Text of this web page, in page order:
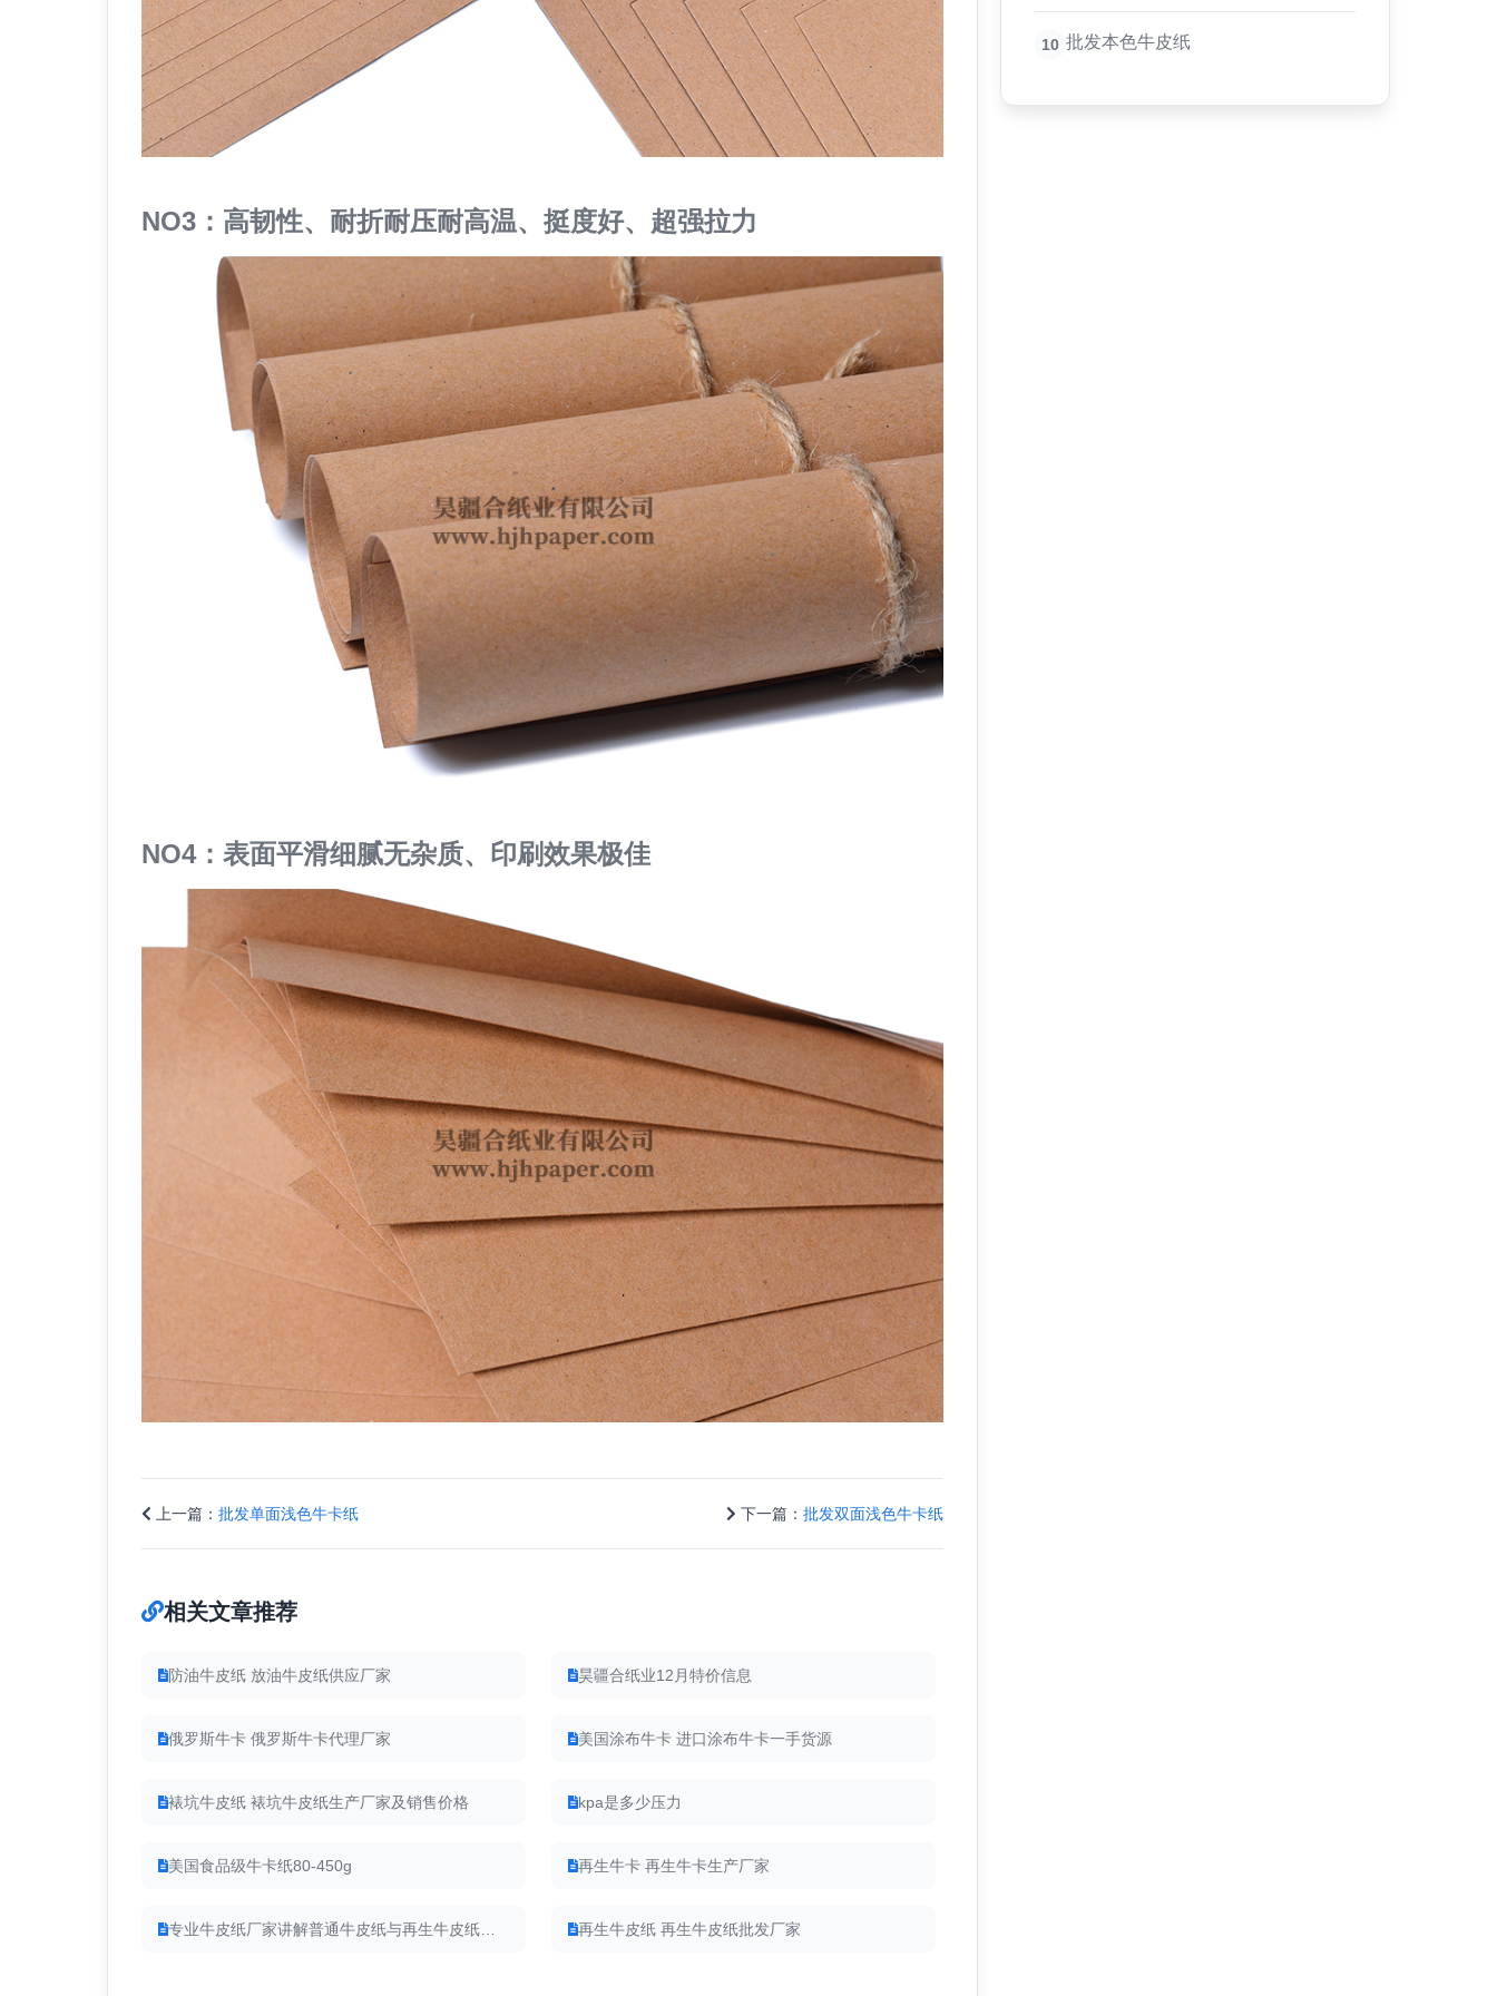
NO3：高韧性、耐折耐压耐高温、挺度好、超强拉力
NO4：表面平滑细腻无杂质、印刷效果极佳
上一篇： 批发单面浅色牛卡纸 下一篇： 批发双面浅色牛卡纸
相关文章推荐
防油牛皮纸 放油牛皮纸供应厂家 昊疆合纸业12月特价信息
俄罗斯牛卡 俄罗斯牛卡代理厂家 美国涂布牛卡 进口涂布牛卡一手货源
裱坑牛皮纸 裱坑牛皮纸生产厂家及销售价格 kpa是多少压力
美国食品级牛卡纸80-450g 再生牛卡 再生牛卡生产厂家
专业牛皮纸厂家讲解普通牛皮纸与再生牛皮纸的区别？ 再生牛皮纸 再生牛皮纸批发厂家
10 批发本色牛皮纸